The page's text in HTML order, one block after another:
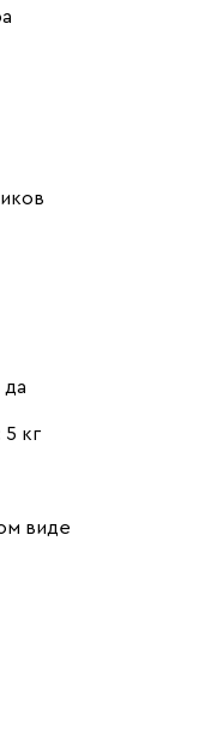
да
5 кг
виде